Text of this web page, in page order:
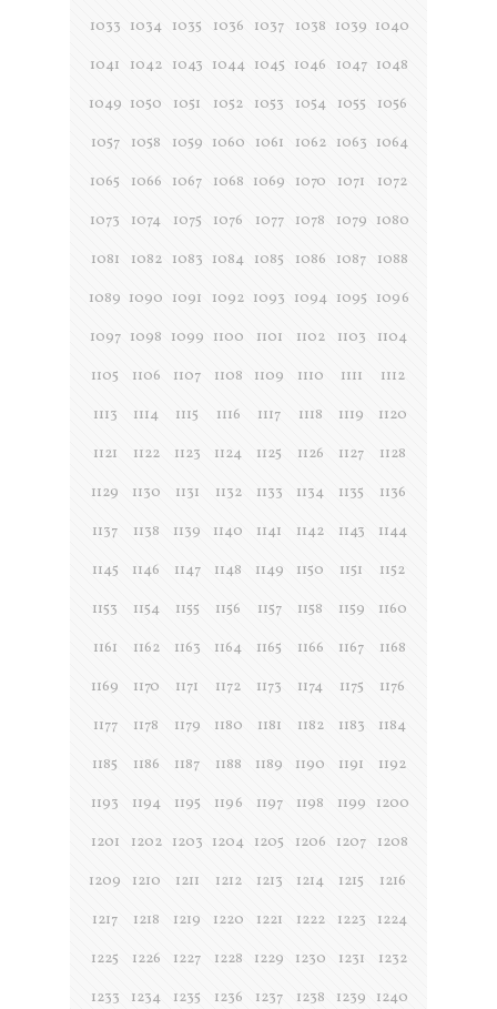
1033 1034 1035 1036 1037 1038 1039 1040
1041
1042 1043 1044 1045 1046 1047 1048
1049 1050 1051 1052 1053 1054 1055
1056
1057
1058 1059 1060 1061 1062 1063 1064
1065
1066 1067 1068 1069 1070 1071
1072
1073
1074 1075 1076 1077 1078 1079 1080
1081
1082 1083 1084 1085 1086 1087
1088
1089 1090 1091 1092 1093 1094 1095 1096
1097 1098 1099 1100 1101 1102 1103
1104
1105
1106 1107 1108 1109 1110 1111
1112
1113
1114 1115 1116 1117 1118 1119
1120
1121
1122 1123 1124 1125 1126 1127
1128
1129
1130 1131 1132 1133 1134 1135
1136
1137
1138 1139 1140 1141 1142 1143
1144
1145
1146 1147 1148 1149 1150 1151
1152
1153
1154 1155 1156 1157 1158 1159
1160
1161
1162 1163 1164 1165 1166 1167
1168
1169
1170 1171 1172 1173 1174 1175
1176
1177
1178 1179 1180 1181 1182 1183
1184
1185
1186 1187 1188 1189 1190 1191
1192
1193
1194 1195 1196 1197 1198 1199
1200
1201
1202 1203 1204 1205 1206 1207
1208
1209
1210 1211 1212 1213 1214 1215
1216
1217
1218 1219 1220 1221 1222 1223
1224
1225
1226 1227 1228 1229 1230 1231
1232
1233
1234 1235 1236 1237 1238 1239
1240